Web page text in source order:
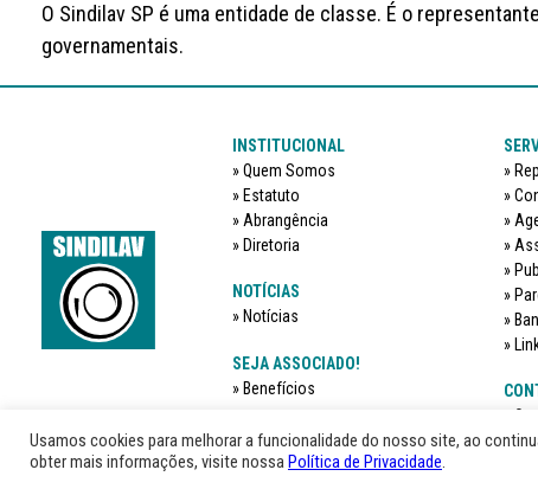
O Sindilav SP é uma entidade de classe. É o
governamentais.
INSTITUCIONAL
Quem Somos
Estatuto
Abrangência
Diretoria
NOTÍCIAS
Notícias
SEJA ASSOCIADO!
Benefícios
O
Usamos cookies para melhorar a funcionalidade do nosso site, ao
obter mais informações, visite nossa Política de Privacidade